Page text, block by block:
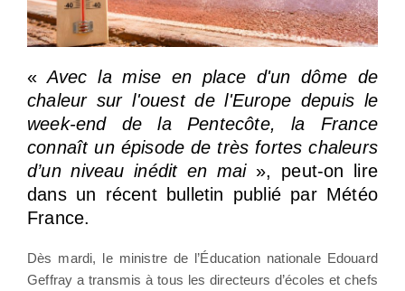
« Avec la mise en place d'un dôme de
chaleur sur l'ouest de l'Europe depuis le
week-end de la Pentecôte, la France
connaît un épisode de très fortes chaleurs
d’un niveau inédit en mai », peut-on lire
dans un récent bulletin publié par Météo
France.
Dès mardi, le ministre de l’Éducation nationale Edouard
Geffray a transmis à tous les directeurs d’écoles et chefs